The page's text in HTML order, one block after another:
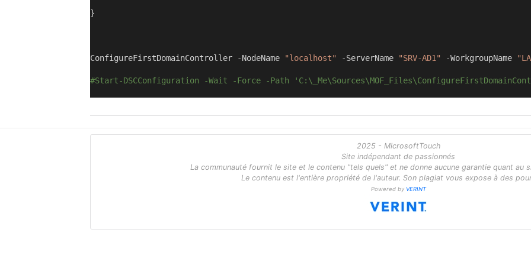
}
ConfigureFirstDomainController -NodeName "localhost" -ServerName "SRV-AD1" -WorkgroupName
#Start-DSCConfiguration -Wait -Force -Path
2025 - MicrosoftTouch
Site indépendant de passionnés
La communauté fournit le site et le contenu "tels quels" et ne donne aucune garantie quant au
Le contenu est l'entière propriété de l'auteur. Son plagiat vous expose à des
Powered by VERINT